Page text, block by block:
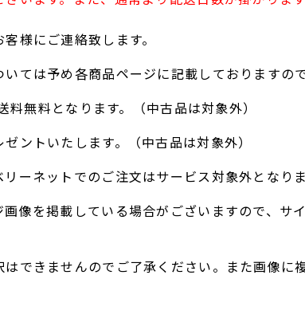
様にご連絡致します。
ては予め各商品ページに記載しておりますの
無料となります。（中古品は対象外）
ントいたします。（中古品は対象外）
ーネットでのご注文はサービス対象外となり
像を掲載している場合がございますので、サ
できませんのでご了承ください。また画像に